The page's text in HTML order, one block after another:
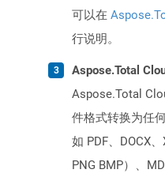
可以在
行说明。
Aspose.Total
Aspose.Total
件格式转换为任
如 PDF、DOCX
PNG BMP）、